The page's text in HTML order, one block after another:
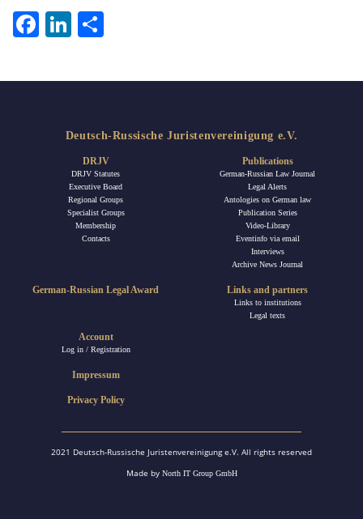
FacebookLinkedIn
Deutsch-Russische Juristenvereinigung e.V.
DRJV
DRJV Statutes
Executive Board
Regional Groups
Specialist Groups
Membership
Contacts
Publications
German-Russian Law Journal
Legal Alerts
Antologies on German law
Publication Series
Video-Library
Eventinfo via email
Interviews
Archive News Journal
German-Russian Legal Award
Account
Log in / Registration
Links and partners
Links to institutions
Legal texts
Impressum
Privacy Policy
2021 Deutsch-Russische Juristenvereinigung e.V. All rights reserved
Made by North IT Group GmbH